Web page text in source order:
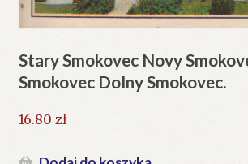
Stary Smokovec Novy
Smokovec Dolny Smokovec.
16.80 zł